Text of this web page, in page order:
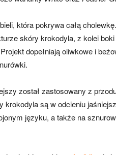
która pokrywa całą
skóry krokodyla, z kolei
dopełniają oliwkowe i
został zastosowany z
są w odcieniu
języku, a także na